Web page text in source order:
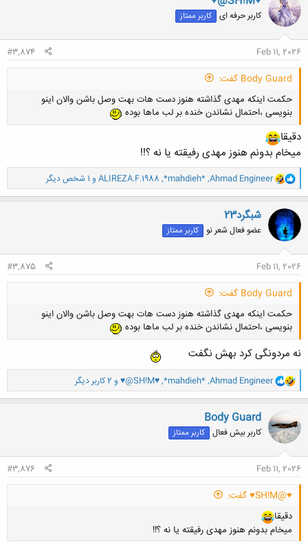
ش
ه
:
کاربر حرفه ای کاربر ممتاز
Feb 11, 2026
#3,874
Body Guard گفت:
حکمت اینکه مهدی گذاشته هنوز دست هات بهت وصل باشن والان اینو
بنویسی ،احتمال نشاندن خنده بر لب ماها بوده
دقیقا
میخام بدونم هنوز مهدی رفیقته یا نه ؟!!
و
ا
ک
ن
ش
ه
:
Ahmad Engineer
,
*mahdieh*
,
ALIREZA.F.1988 و 1 شخص دیگر
شبگرد23
عضو فعال شعر نو کاربر ممتاز
Feb 11, 2026
#3,875
Body Guard گفت:
حکمت اینکه مهدی گذاشته هنوز دست هات بهت وصل باشن والان اینو
بنویسی ،احتمال نشاندن خنده بر لب ماها بوده
نه مردونگی کرد بهش نگفت
و
ا
ک
ن
ش
ه
:
Ahmad Engineer
,
*mahdieh*
,
♥@SH!M♥ و 2 کاربر دیگر
Body Guard
کاربر بیش فعال کاربر ممتاز
Feb 11, 2026
#3,876
♥@SH!M♥ گفت:
دقیقا
میخام بدونم هنوز مهدی رفیقته یا نه ؟!!